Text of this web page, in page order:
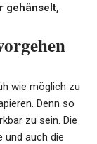
gehänselt,
wie möglich zu
Denn so
zu sein. Die
und auch die